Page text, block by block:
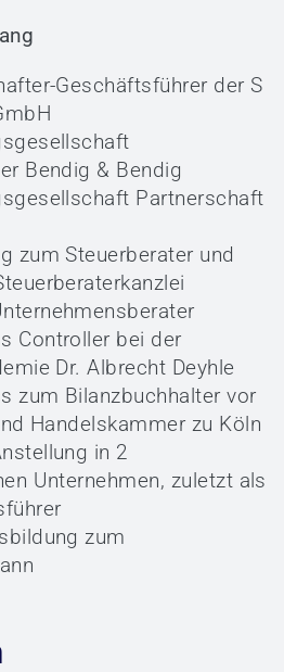
Geschäftsführer der S
Bendig & Bendig
Partnerschaft
zum Steuerberater und
Controller bei der
Dr. Albrecht Deyhle
zum Bilanzbuchhalter vor
Handelskammer zu Köln
in 2
Unternehmen, zuletzt als
zum